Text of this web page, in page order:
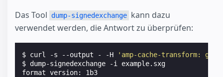
Das Tool
dump-signedexchange kann dazu
verwendet werden, die Antwort zu überprüfen:
$ curl -s --output - -H
'amp-cache-transform:
$ dump-signedexchange -i example.sxg